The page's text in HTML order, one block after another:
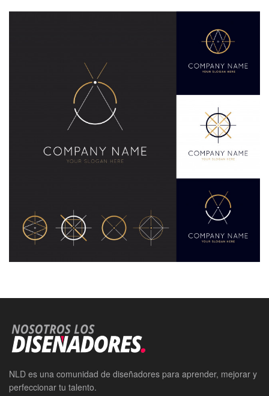
NLD es una comunidad de diseñadores para aprender, mejorar y
perfeccionar tu talento.